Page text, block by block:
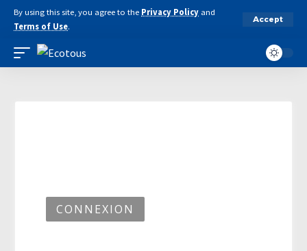
By using this site, you agree to the Privacy Policy and
Terms of Use.
Accept
CONNEXION